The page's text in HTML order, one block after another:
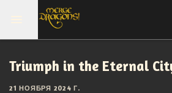
Triumph in the Eternal
21 НОЯБРЯ 2024 Г.